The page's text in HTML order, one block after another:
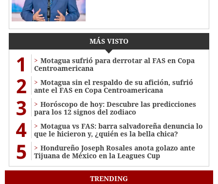
MÁS VISTO
1
Motagua sufrió para derrotar al FAS en Copa
Centroamericana
2
Motagua sin el respaldo de su afición, sufrió
ante el FAS en Copa Centroamericana
3
Horóscopo de hoy: Descubre las predicciones
para los 12 signos del zodiaco
4
Motagua vs FAS: barra salvadoreña denuncia lo
que le hicieron y, ¿quién es la bella chica?
5
Hondureño Joseph Rosales anota golazo ante
Tijuana de México en la Leagues Cup
TRENDING